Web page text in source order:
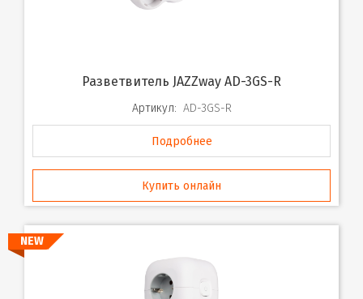
Разветвитель JAZZway AD-3GS-R
Артикул: AD-3GS-R
Подробнее
Купить онлайн
NEW